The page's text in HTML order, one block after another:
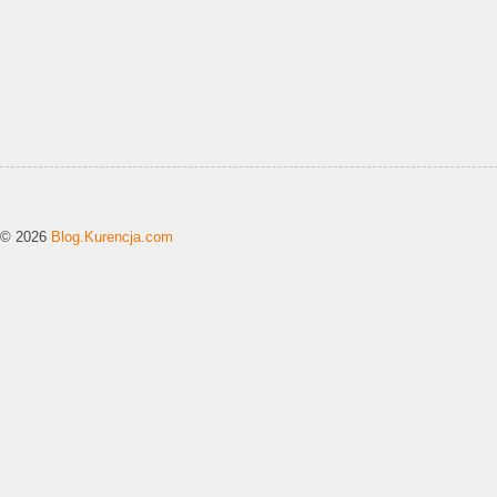
© 2026 Blog.Kurencja.com